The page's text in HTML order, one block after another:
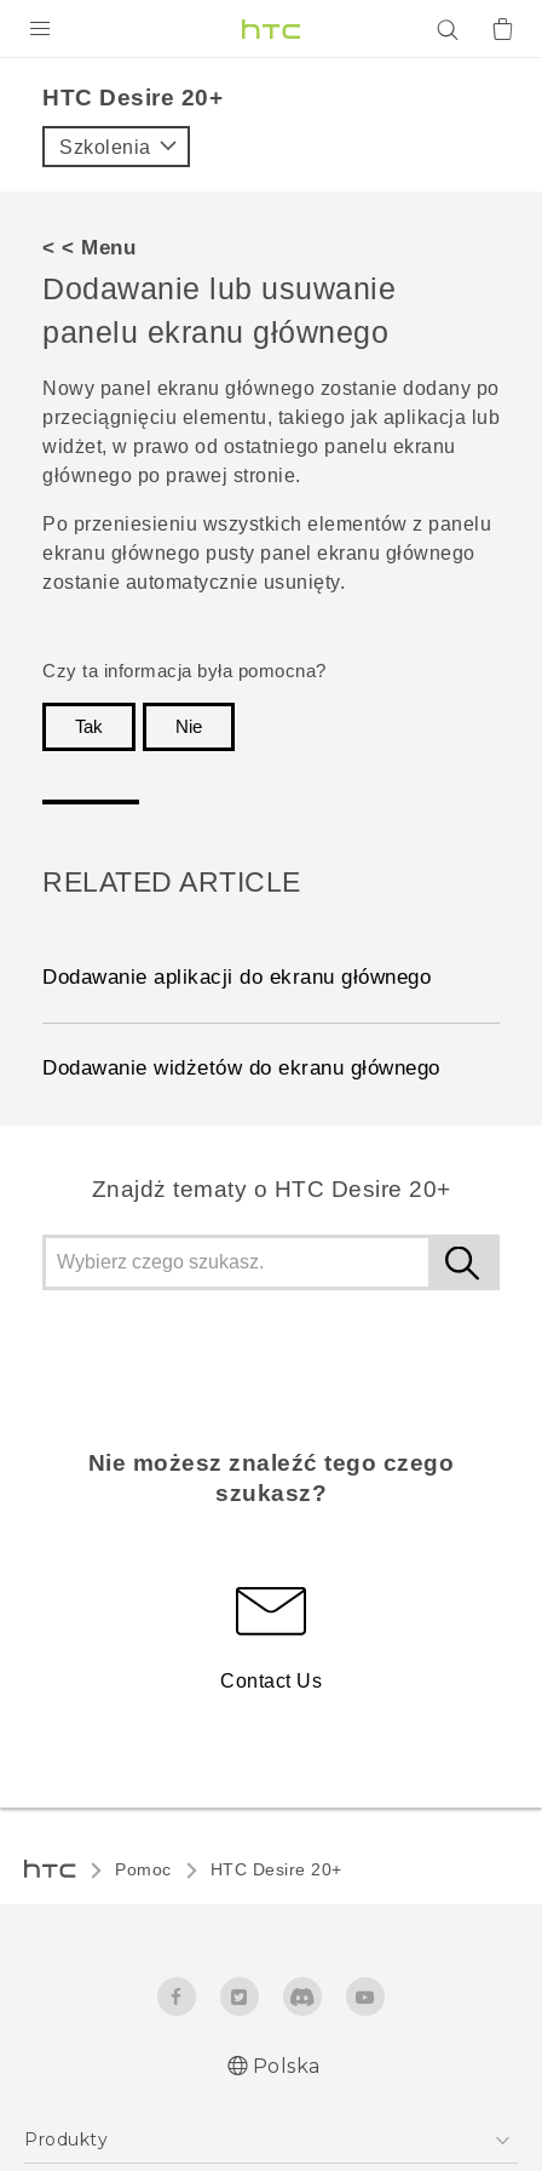
VIVE
VIVERSE
POMOC TECHNICZNA
Urządzenia i akcesoria HTC
Zaloguj się
HTC Desire 20+‎
Szkolenia
< < Menu
Dodawanie lub usuwanie
panelu ekranu głównego
Nowy panel ekranu głównego zostanie dodany po
przeciągnięciu elementu, takiego jak aplikacja lub
widżet, w prawo od ostatniego panelu ekranu
głównego po prawej stronie.
Po przeniesieniu wszystkich elementów z panelu
ekranu głównego pusty panel ekranu głównego
zostanie automatycznie usunięty.
Czy ta informacja była pomocna?
Tak
Nie
RELATED ARTICLE
Dodawanie aplikacji do ekranu głównego
Dodawanie widżetów do ekranu głównego
Znajdż tematy o HTC Desire 20+
Nie możesz znaleźć tego czego
szukasz?
Contact Us
Pomoc HTC Desire 20+‎
Polska
Produkty